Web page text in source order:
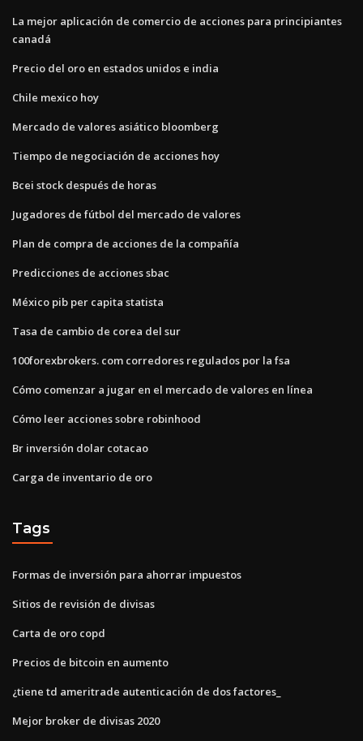
La mejor aplicación de comercio de acciones para principiantes
canadá
Precio del oro en estados unidos e india
Chile mexico hoy
Mercado de valores asiático bloomberg
Tiempo de negociación de acciones hoy
Bcei stock después de horas
Jugadores de fútbol del mercado de valores
Plan de compra de acciones de la compañía
Predicciones de acciones sbac
México pib per capita statista
Tasa de cambio de corea del sur
100forexbrokers. com corredores regulados por la fsa
Cómo comenzar a jugar en el mercado de valores en línea
Cómo leer acciones sobre robinhood
Br inversión dolar cotacao
Carga de inventario de oro
Tags
Formas de inversión para ahorrar impuestos
Sitios de revisión de divisas
Carta de oro copd
Precios de bitcoin en aumento
¿tiene td ameritrade autenticación de dos factores_
Mejor broker de divisas 2020